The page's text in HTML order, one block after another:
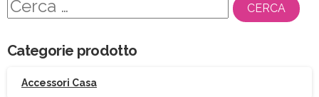
Ricerca
Categorie prodotto
Accessori Casa